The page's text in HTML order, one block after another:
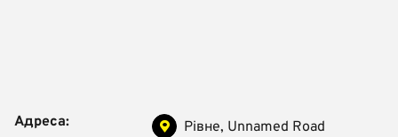
Адреса:
Рівне, Unnamed Road